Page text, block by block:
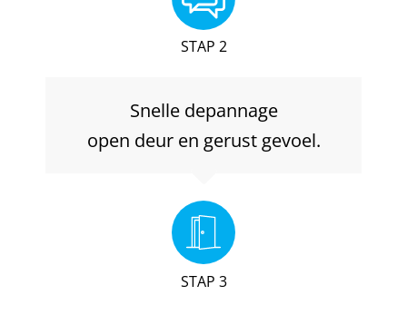
STAP 2
Snelle depannage
open deur en gerust gevoel.
STAP 3